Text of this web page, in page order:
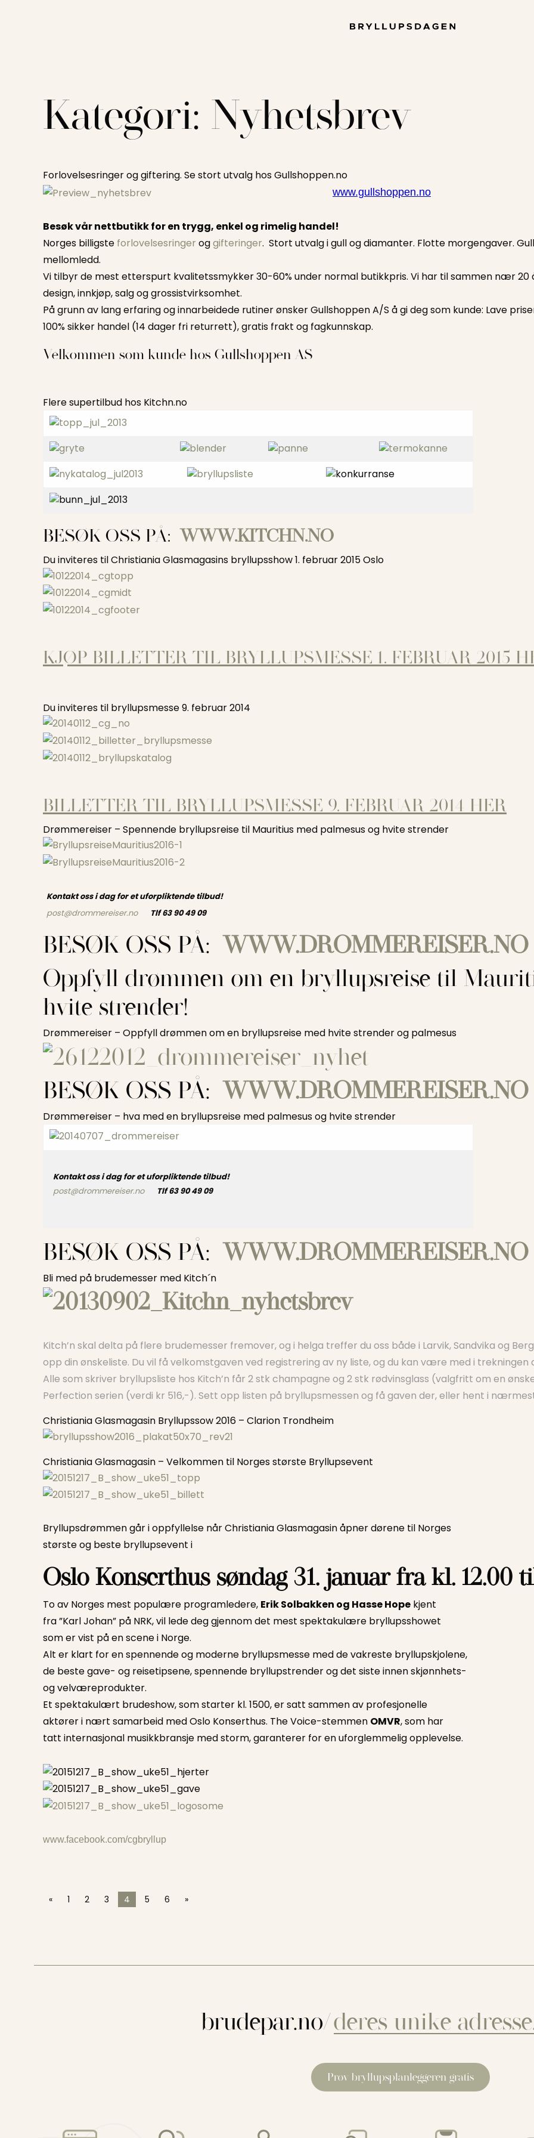
Kategori: Nyhetsbrev
Forlovelsesringer og giftering. Se stort utvalg hos Gullshoppen.no
www.gullshoppen.no
Besøk vår nettbutikk for en trygg, enkel og rimelig handel!
Norges billigste forlovelsesringer oggifteringer. Stort utvalg i gull og diamanter. Flotte morgengaver.
mellomledd.
Vi tilbyr de mest etterspurt kvalitetssmykker 30-60% under normal butikkpris. Vi har til sammen nær 20
design, innkjøp, salg og grossistvirksomhet.
På grunn av lang erfaring og innarbeidede rutiner ønsker Gullshoppen A/S å gi deg som kunde: Lave
100% sikker handel (14 dager fri returrett), gratis frakt og fagkunnskap.
Velkommen som kunde hos Gullshoppen AS
Flere supertilbud hos Kitchn.no
BESØK OSS PÅ:WWW.KITCHN.NO
Du inviteres til Christiania Glasmagasins bryllupsshow 1. februar 2015 Oslo
KJØP BILLETTER TIL BRYLLUPSMESSE 1. FEBRUAR 2015
Du inviteres til bryllupsmesse 9. februar 2014
BILLETTER TIL BRYLLUPSMESSE 9. FEBRUAR 2014 HER
Drømmereiser – Spennende bryllupsreise til Mauritius med palmesus og hvite strender
Kontakt oss i dag for et uforpliktende tilbud!
post@drommereiser.no
Tlf 63 90 49 09
BESØK OSS PÅ:WWW.DROMMEREISER.NO
Oppfyll drømmen om en bryllupsreise til
hvite strender!
Drømmereiser – Oppfyll drømmen om en bryllupsreise med hvite strender og palmesus
BESØK OSS PÅ:WWW.DROMMEREISER.NO
Drømmereiser – hva med en bryllupsreise med palmesus og hvite strender
Kontakt oss i dag for et uforpliktende tilbud!
post@drommereiser.no
Tlf 63 90 49 09
BESØK OSS PÅ:WWW.DROMMEREISER.NO
Bli med på brudemesser med Kitch´n
Kitch’n skal delta på flere brudemesser fremover, og i helga treffer du oss både i Larvik, Sandvika og
opp din ønskeliste. Du vil få velkomstgaven ved registrering av ny liste, og du kan være med i
Alle som skriver bryllupsliste hos Kitch’n får 2 stk champagne og 2 stk rødvinsglass (valgfritt om en
Perfection serien (verdi kr 516,-). Sett opp listen på bryllupsmessen og få gaven der, eller hent i
Christiania Glasmagasin Bryllupssow 2016 – Clarion Trondheim
Christiania Glasmagasin – Velkommen til Norges største Bryllupsevent
Bryllupsdrømmen går i oppfyllelse når Christiania Glasmagasin åpner dørene til Norges
største og beste bryllupsevent i
Oslo Konserthus søndag 31. januar fra kl. 12.00
To av Norges mest populære programledere, Erik Solbakken og Hasse Hope kjent
fra ”Karl Johan” på NRK, vil lede deg gjennom det mest spektakulære bryllupsshowet
som er vist på en scene i Norge.
Alt er klart for en spennende og moderne bryllupsmesse med de vakreste bryllupskjolene,
de beste gave- og reisetipsene, spennende bryllupstrender og det siste innen skjønnhets-
og velværeprodukter.
Et spektakulært brudeshow, som starter kl. 1500, er satt sammen av profesjonelle
aktører i nært samarbeid med Oslo Konserthus. The Voice-stemmen OMVR, som har
tatt internasjonal musikkbransje med storm, garanterer for en uforglemmelig opplevelse.
www.facebook.com/cgbryllup
« 1 2 3 4 5 6 »
brudepar.no/
Prøv bryllupsplanleggeren gratis